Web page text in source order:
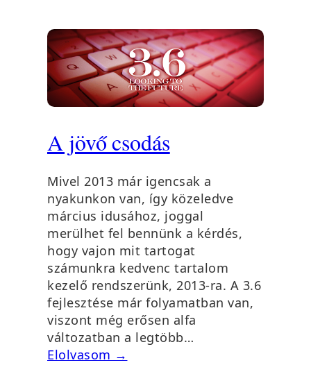
A jövő csodás
Mivel 2013 már igencsak a
nyakunkon van, így közeledve
március idusához, joggal
merülhet fel bennünk a kérdés,
hogy vajon mit tartogat
számunkra kedvenc tartalom
kezelő rendszerünk, 2013-ra. A 3.6
fejlesztése már folyamatban van,
viszont még erősen alfa
változatban a legtöbb…
Elolvasom →